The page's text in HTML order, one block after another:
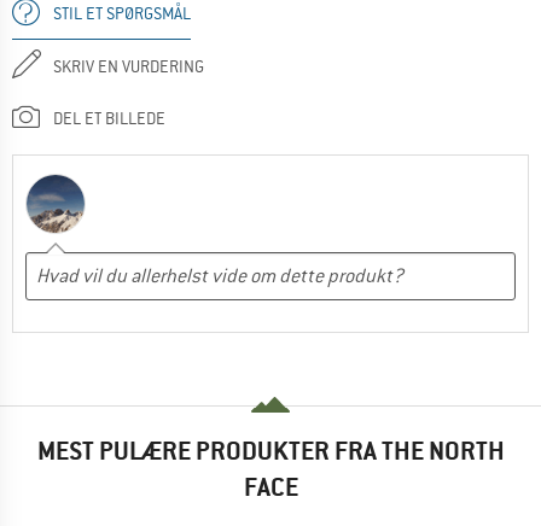
STIL ET SPØRGSMÅL
SKRIV EN VURDERING
DEL ET BILLEDE
MEST PULÆRE PRODUKTER FRA THE NORTH
FACE